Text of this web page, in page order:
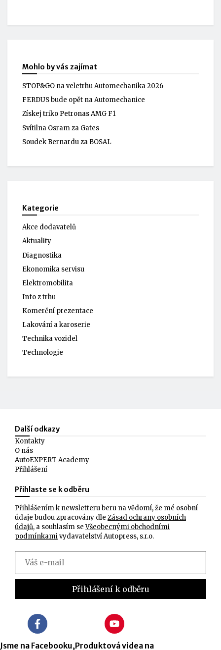
Mohlo by vás zajímat
STOP&GO na veletrhu Automechanika 2026
FERDUS bude opět na Automechanice
Získej triko Petronas AMG F1
Svítilna Osram za Gates
Soudek Bernardu za BOSAL
Kategorie
Akce dodavatelů
Aktuality
Diagnostika
Ekonomika servisu
Elektromobilita
Info z trhu
Komerční prezentace
Lakování a karoserie
Technika vozidel
Technologie
Další odkazy
Kontakty
O nás
AutoEXPERT Academy
Přihlášení
Přihlaste se k odběru
Přihlášením k newsletteru beru na vědomí, že mé osobní
údaje budou zpracovány dle Zásad ochrany osobních
údajů, a souhlasím seVšeobecnými obchodními
podmínkamivydavatelství Autopress, s.r.o.
Jsme na Facebooku,Produktová videa na